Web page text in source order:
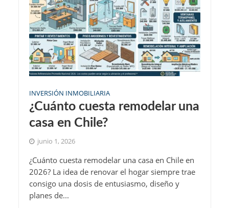
INVERSIÓN INMOBILIARIA
¿Cuánto cuesta remodelar una
casa en Chile?
junio 1, 2026
¿Cuánto cuesta remodelar una casa en Chile en
2026? La idea de renovar el hogar siempre trae
consigo una dosis de entusiasmo, diseño y
planes de...